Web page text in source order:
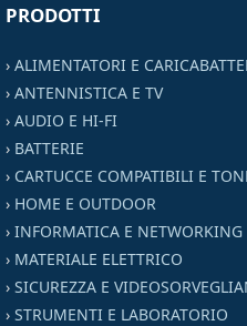
PRODOTTI
› ALIMENTATORI E
› ANTENNISTICA E TV
› AUDIO E HI-FI
› BATTERIE
› CARTUCCE COMPATIBILI E
› HOME E OUTDOOR
› INFORMATICA E NETWORKING
› MATERIALE ELETTRICO
› SICUREZZA E
› STRUMENTI E LABORATORIO